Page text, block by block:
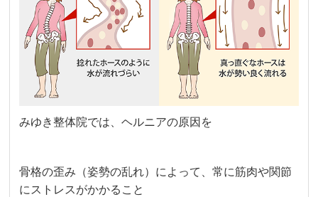
みゆき整体院では、ヘルニアの原因を
骨格の歪み（姿勢の乱れ）によって、常に筋肉や関節
にストレスがかかること